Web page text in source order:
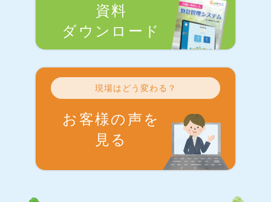
資料
ダウンロード
現場はどう変わる？
お客様の声を
見る